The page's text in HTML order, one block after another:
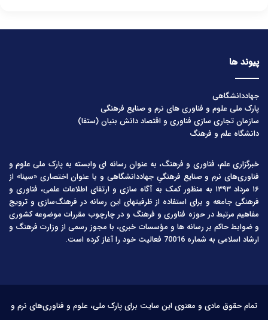
پیوند ها
جهاددانشگاهی
پارک ملی علوم و فناوری های نرم و صنایع فرهنگی
سازمان تجاری سازی فناوری و اقتصاد دانش بنیان (ستفا)
دانشگاه علم و فرهنگ
خبرگزاری علم، فناوری و فرهنگ، به عنوان رسانه ای وابسته به پارک ملی علوم و
فناوری‌های نرم و صنایع فرهنگیِ جهاددانشگاهی و با عنوان اختصاری «سینا» از
۱۶ مرداد ۱۳۹۳ به منظور کمک به آگاه سازی و ارتقای اطلاعات علمی، فناوری و
فرهنگی جامعه و برای استفاده از ظرفیتهای این رسانه در فرهنگ‌سازی و ترویج
مفاهیم مرتبط در حوزه فناوری و فرهنگ و در چارچوب مقررات موضوعه کشوری
و ضوابط حاکم بر رسانه ها و مؤسسات خبری، با مجوز رسمی از وزارت فرهنگ و
ارشاد اسلامی به شماره 70016 فعالیت خود را آغاز کرده است.
تمام حقوق مادی و معنوی این سایت برای پارک ملی، علوم و فناوری‌های نرم و